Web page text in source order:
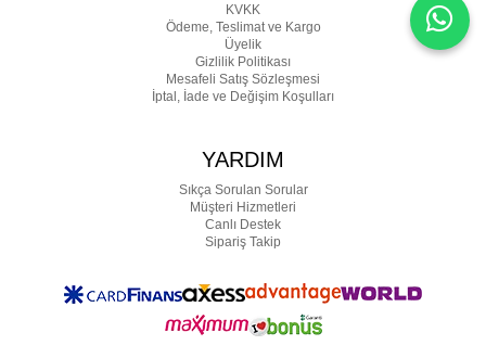
KVKK
Ödeme, Teslimat ve Kargo
Üyelik
Gizlilik Politikası
Mesafeli Satış Sözleşmesi
İptal, İade ve Değişim Koşulları
YARDIM
Sıkça Sorulan Sorular
Müşteri Hizmetleri
Canlı Destek
Sipariş Takip